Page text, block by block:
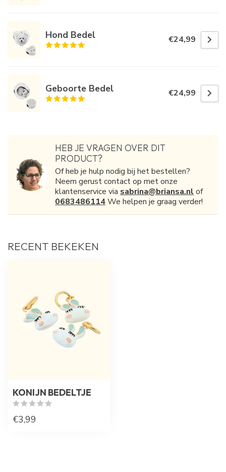
Hond Bedel €24,99
Geboorte Bedel €24,99
HEB JE VRAGEN OVER DIT
PRODUCT?
Of heb je hulp nodig bij het bestellen?
Neem gerust contact op met onze
klantenservice via sabrina@briansa.nl of
0683486114We helpen je graag verder!
RECENT BEKEKEN
KONIJN BEDELTJE
€3,99